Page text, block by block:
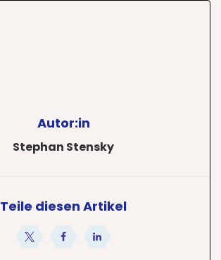
Autor:in
Stephan Stensky
Teile diesen Artikel